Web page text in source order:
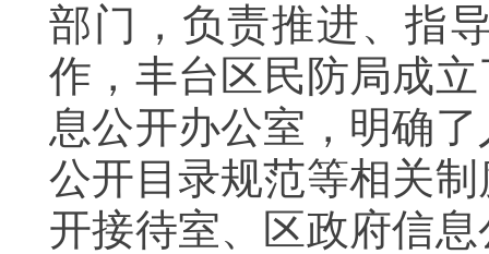
部门，负责推进、指
作，丰台区民防局成
息公开办公室，明确
公开目录规范等相关
开接待室、区政府信